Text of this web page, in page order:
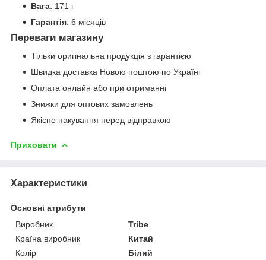
Вага: 171 г
Гарантія: 6 місяців
Переваги магазину
Тільки оригінальна продукція з гарантією
Швидка доставка Новою поштою по Україні
Оплата онлайн або при отриманні
Знижки для оптових замовлень
Якісне пакування перед відправкою
Приховати
Характеристики
Основні атрибути
Виробник
Tribe
Країна виробник
Китай
Колір
Білий